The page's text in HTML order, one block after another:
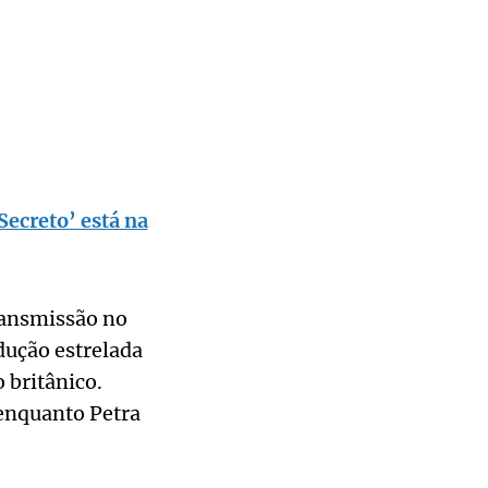
está na
no
estrelada
britânico.
Petra